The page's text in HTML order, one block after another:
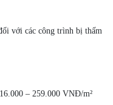
với các công trình bị thấm
– 259.000 VNĐ/m²